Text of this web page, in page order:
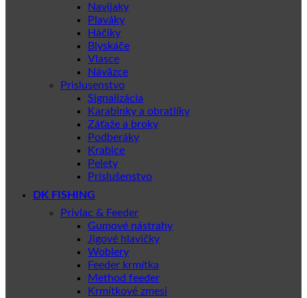
Navijaky
Plaváky
Háčiky
Blyskáče
Vlasce
Náväzce
Prislusenstvo
Signalizácia
Karabinky a obratlíky
Záťaže a broky
Podberáky
Krabice
Pelety
Príslušenstvo
DK FISHING
Privlac & Feeder
Gumové nástrahy
Jigové hlavičky
Woblery
Feeder krmítka
Method feeder
Krmítkové zmesi